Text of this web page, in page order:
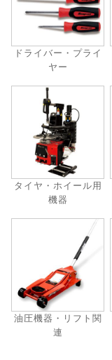
ドライバー・プライ
ヤー
タイヤ・ホイール用
機器
油圧機器・リフト関
連